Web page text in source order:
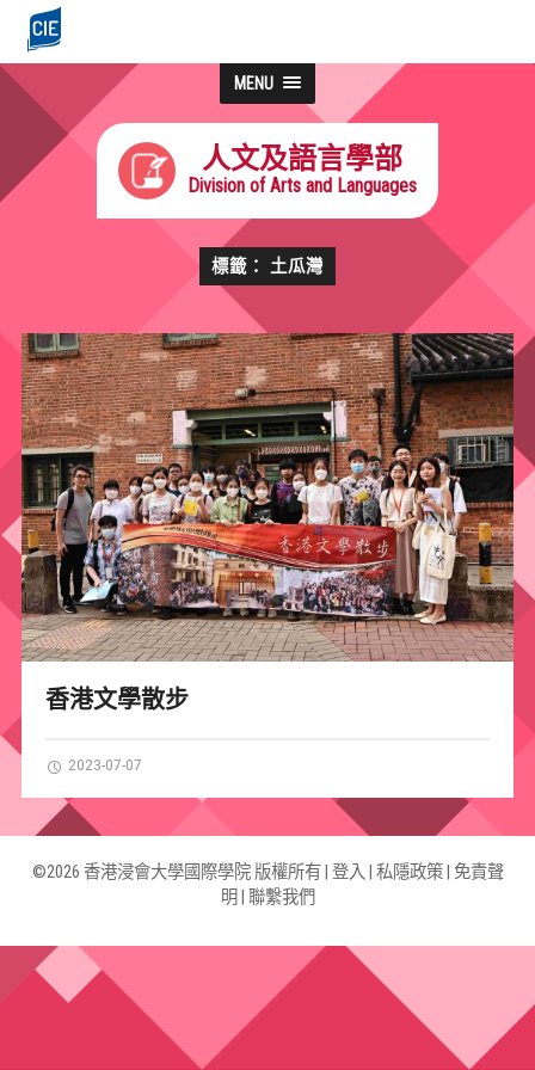
MENU
人文及語言學部
Division of Arts and Languages
標籤： 土瓜灣
香港文學散步
2023-07-07
©2026 香港浸會大學國際學院 版權所有 | 登入 私隱政策| 免責聲
明 聯繫我們